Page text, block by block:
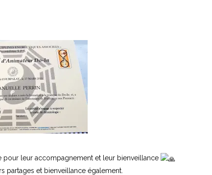
pour leur accompagnement et leur bienveillance
partages et bienveillance également.